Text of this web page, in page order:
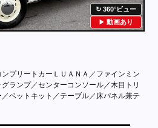
360°ビュー
動画あり
プリートカーＬＵＡＮＡ／ファインミン
ランプ／センターコンソール／木目トリ
ベットキット／テーブル／床パネル兼テ